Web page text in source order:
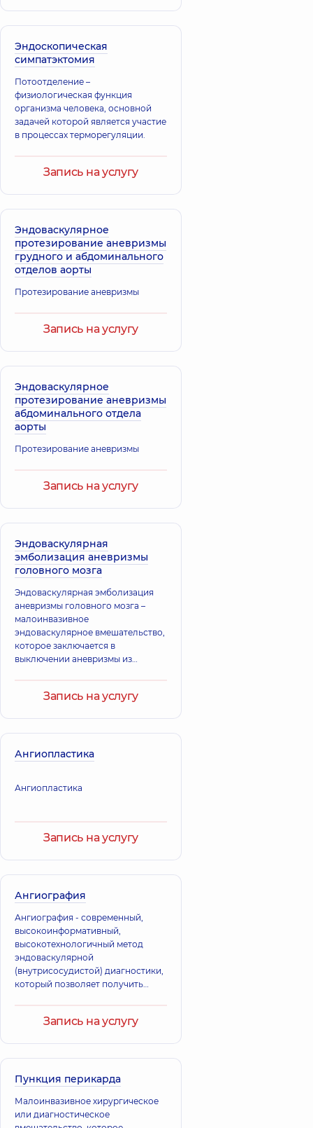
травматолог,31 лет
опыта
Терещенко
Виктория
Викторовна
Врач общей
практики -
семейный врач;
Терапевт,12 лет
Эндоскопическая
симпатэктомия
Потоотделение –
физиологическая функция
организма человека, основной
задачей которой является участие
в процессах терморегуляции.
Запись на услугу
Эндоваскулярное
протезирование аневризмы
грудного и абдоминального
отделов аорты
Протезирование аневризмы
Запись на услугу
Эндоваскулярное
протезирование аневризмы
абдоминального отдела
аорты
Протезирование аневризмы
Запись на услугу
Эндоваскулярная
эмболизация аневризмы
головного мозга
Эндоваскулярная эмболизация
аневризмы головного мозга –
малоинвазивное
эндоваскулярное вмешательство,
которое заключается в
выключении аневризмы из
специального материала
Запись на услугу
Ангиопластика
Ангиопластика
Запись на услугу
Ангиография
Ангиография - современный,
высокоинформативный,
высокотехнологичный метод
эндоваскулярной
(внутрисосудистой) диагностики,
который позволяет получить
состоянии сосудистой системы
Запись на услугу
Пункция перикарда
Малоинвазивное хирургическое
или диагностическое